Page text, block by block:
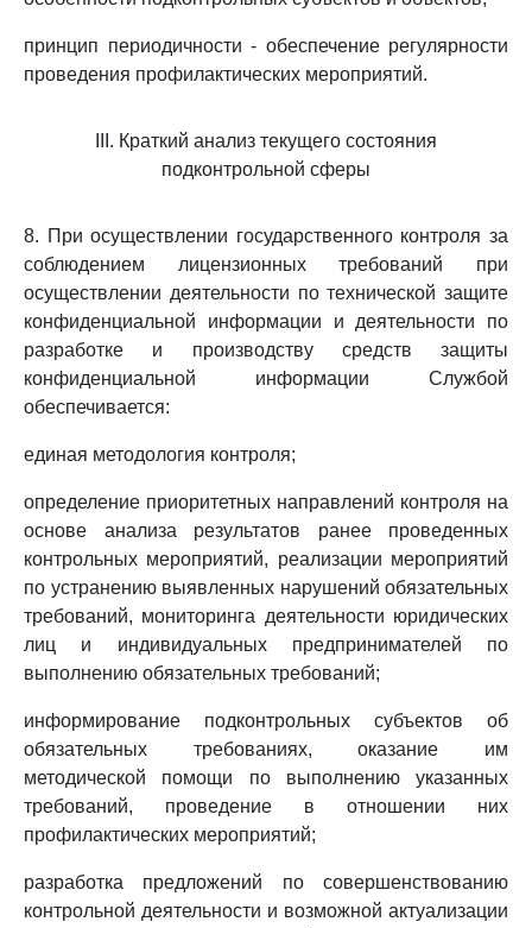
принцип периодичности - обеспечение регулярности
проведения профилактических мероприятий.
III. Краткий анализ текущего состояния
подконтрольной сферы
8. При осуществлении государственного контроля за
соблюдением лицензионных требований при
осуществлении деятельности по технической защите
конфиденциальной информации и деятельности по
разработке и производству средств защиты
конфиденциальной информации Службой
обеспечивается:
единая методология контроля;
определение приоритетных направлений контроля на
основе анализа результатов ранее проведенных
контрольных мероприятий, реализации мероприятий
по устранению выявленных нарушений обязательных
требований, мониторинга деятельности юридических
лиц и индивидуальных предпринимателей по
выполнению обязательных требований;
информирование подконтрольных субъектов об
обязательных требованиях, оказание им
методической помощи по выполнению указанных
требований, проведение в отношении них
профилактических мероприятий;
разработка предложений по совершенствованию
контрольной деятельности и возможной актуализации